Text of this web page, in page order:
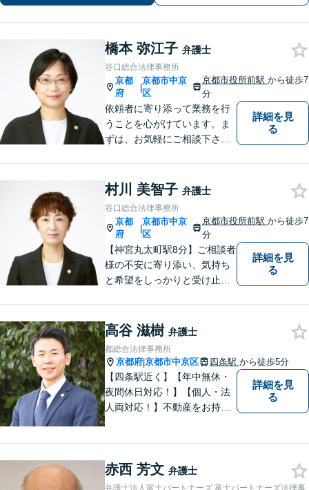
橋本 弥江子 弁護士
谷口総合法律事務所
京都
府
|
京都市中京
区
京都市役所前駅から徒歩7
分
依頼者に寄り添って業務を行
うことを心がけています。ま
ずは、お気軽にご相談下さ
詳細を見
る
村川 美智子 弁護士
谷口総合法律事務所
京都
府
|
京都市中京
区
京都市役所前駅から徒歩7
分
【神宮丸太町駅8分】ご相談者
様の不安に寄り添い、気持ち
と希望をしっかりと受け止め
う真摯にサポートします。ど
うぞお気軽にお話しくださ
い。【完全個室で相談可】
【地域密着型の法律事務所】
詳細を見
る
高谷 滋樹 弁護士
都総合法律事務所
京都府|京都市中京区 四条駅 から徒歩5分
【四条駅近く】【年中無休・
夜間休日対応！】【個人・法
人両対応！】不動産をお持ち
【24時間予約受付】【出張相
談可能】【弁護士保険（特
詳細を見
る
赤西 芳文 弁護士
弁護士法人富士パートナーズ 富士パートナーズ法律事